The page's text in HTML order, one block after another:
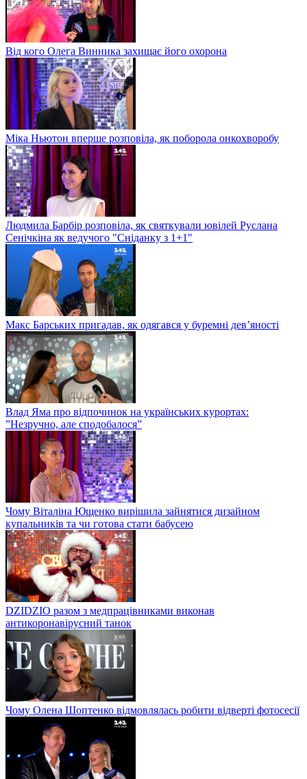
Від кого Олега Винника захищає його охорона
Міка Ньютон вперше розповіла, як поборола онкохворобу
Людмила Барбір розповіла, як святкували ювілей Руслана
Сенічкіна як ведучого "Сніданку з 1+1"
Макс Барських пригадав, як одягався у буремні дев’яності
Влад Яма про відпочинок на українських курортах:
”Незручно, але сподобалося”
Чому Віталіна Ющенко вирішила зайнятися дизайном
купальників та чи готова стати бабусею
DZIDZIO разом з медпрацівниками виконав
антикоронавірусний танок
Чому Олена Шоптенко відмовлялась робити відверті фотосесії